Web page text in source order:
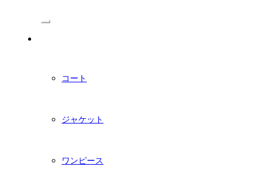
コート
ジャケット
ワンピース